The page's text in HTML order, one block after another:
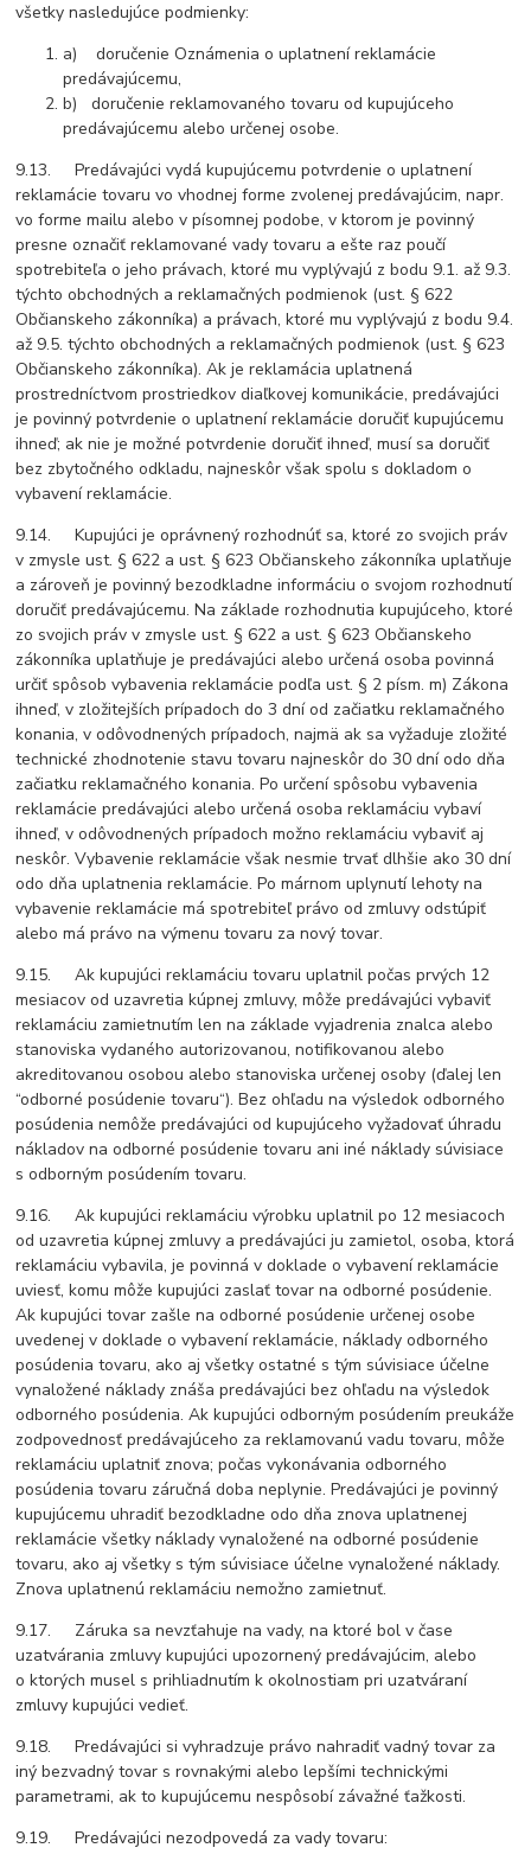
všetky nasledujúce podmienky:
a) doručenie Oznámenia o uplatnení reklamácie
predávajúcemu,
b) doručenie reklamovaného tovaru od kupujúceho
predávajúcemu alebo určenej osobe.
9.13. Predávajúci vydá kupujúcemu potvrdenie o uplatnení
reklamácie tovaru vo vhodnej forme zvolenej predávajúcim, napr.
vo forme mailu alebo v písomnej podobe, v ktorom je povinný
presne označiť reklamované vady tovaru a ešte raz poučí
spotrebiteľa o jeho právach, ktoré mu vyplývajú z bodu 9.1. až 9.3.
týchto obchodných a reklamačných podmienok (ust. § 622
Občianskeho zákonníka) a právach, ktoré mu vyplývajú z bodu 9.4.
až 9.5. týchto obchodných a reklamačných podmienok (ust. § 623
Občianskeho zákonníka). Ak je reklamácia uplatnená
prostredníctvom prostriedkov diaľkovej komunikácie, predávajúci
je povinný potvrdenie o uplatnení reklamácie doručiť kupujúcemu
ihneď; ak nie je možné potvrdenie doručiť ihneď, musí sa doručiť
bez zbytočného odkladu, najneskôr však spolu s dokladom o
vybavení reklamácie.
9.14. Kupujúci je oprávnený rozhodnúť sa, ktoré zo svojich práv
v zmysle ust. § 622 a ust. § 623 Občianskeho zákonníka uplatňuje
a zároveň je povinný bezodkladne informáciu o svojom rozhodnutí
doručiť predávajúcemu. Na základe rozhodnutia kupujúceho, ktoré
zo svojich práv v zmysle ust. § 622 a ust. § 623 Občianskeho
zákonníka uplatňuje je predávajúci alebo určená osoba povinná
určiť spôsob vybavenia reklamácie podľa ust. § 2 písm. m) Zákona
ihneď, v zložitejších prípadoch do 3 dní od začiatku reklamačného
konania, v odôvodnených prípadoch, najmä ak sa vyžaduje zložité
technické zhodnotenie stavu tovaru najneskôr do 30 dní odo dňa
začiatku reklamačného konania. Po určení spôsobu vybavenia
reklamácie predávajúci alebo určená osoba reklamáciu vybaví
ihneď, v odôvodnených prípadoch možno reklamáciu vybaviť aj
neskôr. Vybavenie reklamácie však nesmie trvať dlhšie ako 30 dní
odo dňa uplatnenia reklamácie. Po márnom uplynutí lehoty na
vybavenie reklamácie má spotrebiteľ právo od zmluvy odstúpiť
alebo má právo na výmenu tovaru za nový tovar.
9.15. Ak kupujúci reklamáciu tovaru uplatnil počas prvých 12
mesiacov od uzavretia kúpnej zmluvy, môže predávajúci vybaviť
reklamáciu zamietnutím len na základe vyjadrenia znalca alebo
stanoviska vydaného autorizovanou, notifikovanou alebo
akreditovanou osobou alebo stanoviska určenej osoby (ďalej len
“odborné posúdenie tovaru“). Bez ohľadu na výsledok odborného
posúdenia nemôže predávajúci od kupujúceho vyžadovať úhradu
nákladov na odborné posúdenie tovaru ani iné náklady súvisiace
s odborným posúdením tovaru.
9.16. Ak kupujúci reklamáciu výrobku uplatnil po 12 mesiacoch
od uzavretia kúpnej zmluvy a predávajúci ju zamietol, osoba, ktorá
reklamáciu vybavila, je povinná v doklade o vybavení reklamácie
uviesť, komu môže kupujúci zaslať tovar na odborné posúdenie.
Ak kupujúci tovar zašle na odborné posúdenie určenej osobe
uvedenej v doklade o vybavení reklamácie, náklady odborného
posúdenia tovaru, ako aj všetky ostatné s tým súvisiace účelne
vynaložené náklady znáša predávajúci bez ohľadu na výsledok
odborného posúdenia. Ak kupujúci odborným posúdením preukáže
zodpovednosť predávajúceho za reklamovanú vadu tovaru, môže
reklamáciu uplatniť znova; počas vykonávania odborného
posúdenia tovaru záručná doba neplynie. Predávajúci je povinný
kupujúcemu uhradiť bezodkladne odo dňa znova uplatnenej
reklamácie všetky náklady vynaložené na odborné posúdenie
tovaru, ako aj všetky s tým súvisiace účelne vynaložené náklady.
Znova uplatnenú reklamáciu nemožno zamietnuť.
9.17. Záruka sa nevzťahuje na vady, na ktoré bol v čase
uzatvárania zmluvy kupujúci upozornený predávajúcim, alebo
o ktorých musel s prihliadnutím k okolnostiam pri uzatváraní
zmluvy kupujúci vedieť.
9.18. Predávajúci si vyhradzuje právo nahradiť vadný tovar za
iný bezvadný tovar s rovnakými alebo lepšími technickými
parametrami, ak to kupujúcemu nespôsobí závažné ťažkosti.
9.19. Predávajúci nezodpovedá za vady tovaru: